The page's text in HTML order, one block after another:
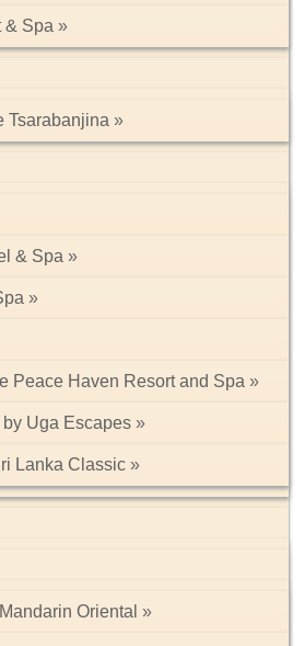
& Spa
Tsarabanjina
& Spa
Peace Haven Resort and Spa
Uga Escapes
Lanka Classic
Oriental